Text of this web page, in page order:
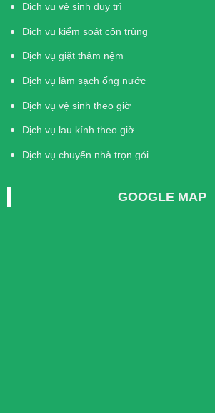
Dịch vụ vệ sinh duy trì
Dịch vụ kiểm soát côn trùng
Dịch vụ giặt thảm nệm
Dịch vụ làm sạch ống nước
Dịch vụ vệ sinh theo giờ
Dịch vụ lau kính theo giờ
Dịch vụ chuyển nhà trọn gói
GOOGLE MAP